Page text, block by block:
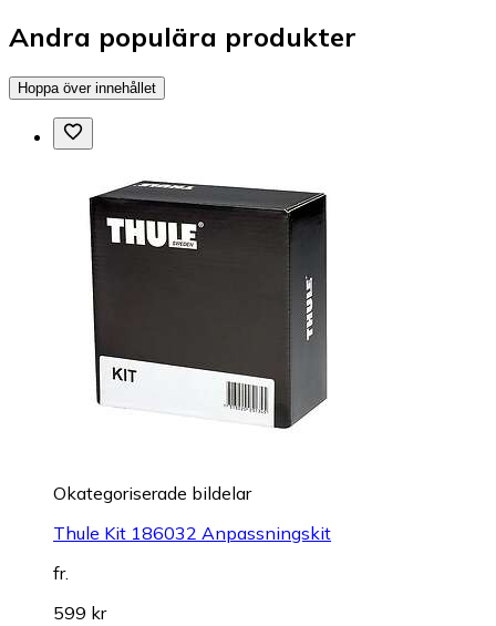
Andra populära produkter
Hoppa över innehållet
Okategoriserade bildelar
Thule Kit 186032 Anpassningskit
fr.
599 kr